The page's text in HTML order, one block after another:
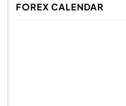
FOREX CALENDAR